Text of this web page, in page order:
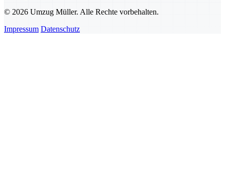
© 2026 Umzug Müller. Alle Rechte vorbehalten.
Impressum Datenschutz